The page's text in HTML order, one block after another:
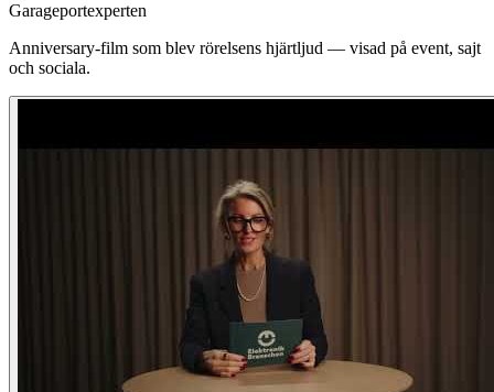
Garageportexperten
Anniversary-film som blev rörelsens hjärtljud — visad på event, sajt
och sociala.